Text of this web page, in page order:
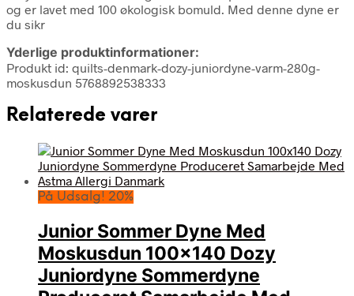
og er lavet med 100 økologisk bomuld. Med denne dyne er
du sikr
Yderlige produktinformationer:
Produkt id: quilts-denmark-dozy-juniordyne-varm-280g-
moskusdun 5768892538333
Relaterede varer
På Udsalg! 20%
Junior Sommer Dyne Med
Moskusdun 100×140 Dozy
Juniordyne Sommerdyne